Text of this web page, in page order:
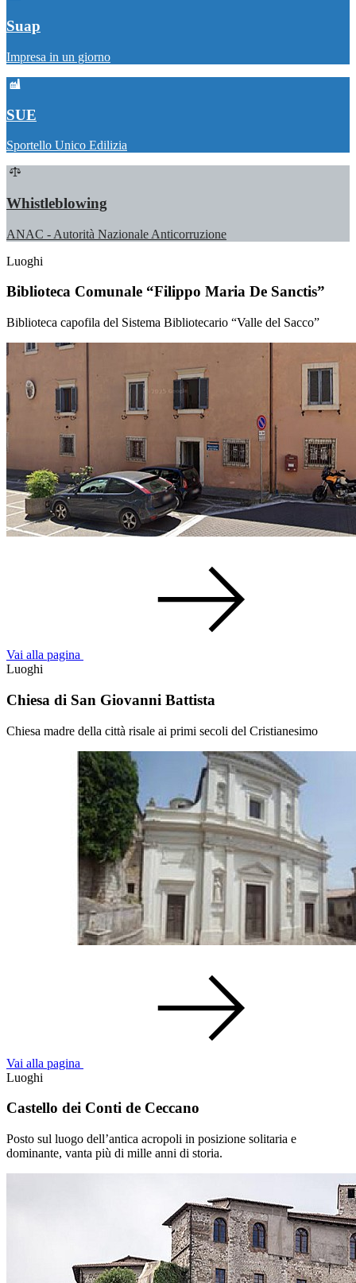
Suap
Impresa in un giorno
SUE
Sportello Unico Edilizia
Whistleblowing
ANAC - Autorità Nazionale Anticorruzione
Luoghi
Biblioteca Comunale “Filippo Maria De Sanctis”
Biblioteca capofila del Sistema Bibliotecario “Valle del Sacco”
Vai alla pagina
Luoghi
Chiesa di San Giovanni Battista
Chiesa madre della città risale ai primi secoli del Cristianesimo
Vai alla pagina
Luoghi
Castello dei Conti de Ceccano
Posto sul luogo dell’antica acropoli in posizione solitaria e
dominante, vanta più di mille anni di storia.